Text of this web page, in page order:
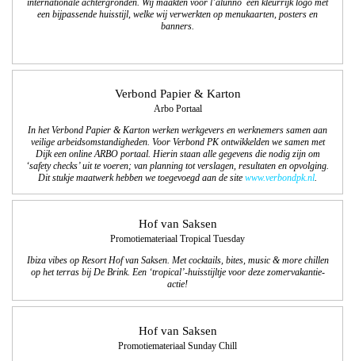
internationale achtergronden. Wij maakten voor l’alunno een kleurrijk logo met
een bijpassende huisstijl, welke wij verwerkten op menukaarten, posters en
banners.
Verbond Papier & Karton
Arbo Portaal
In het Verbond Papier & Karton werken werkgevers en werknemers samen aan
veilige arbeidsomstandigheden. Voor Verbond PK ontwikkelden we samen met
Dijk een online ARBO portaal. Hierin staan alle gegevens die nodig zijn om
‘safety checks’ uit te voeren; van planning tot verslagen, resultaten en opvolging.
Dit stukje maatwerk hebben we toegevoegd aan de site www.verbondpk.nl.
Hof van Saksen
Promotiemateriaal Tropical Tuesday
Ibiza vibes op Resort Hof van Saksen. Met cocktails, bites, music & more chillen
op het terras bij De Brink. Een ‘tropical’-huisstijltje voor deze zomervakantie-
actie!
Hof van Saksen
Promotiemateriaal Sunday Chill